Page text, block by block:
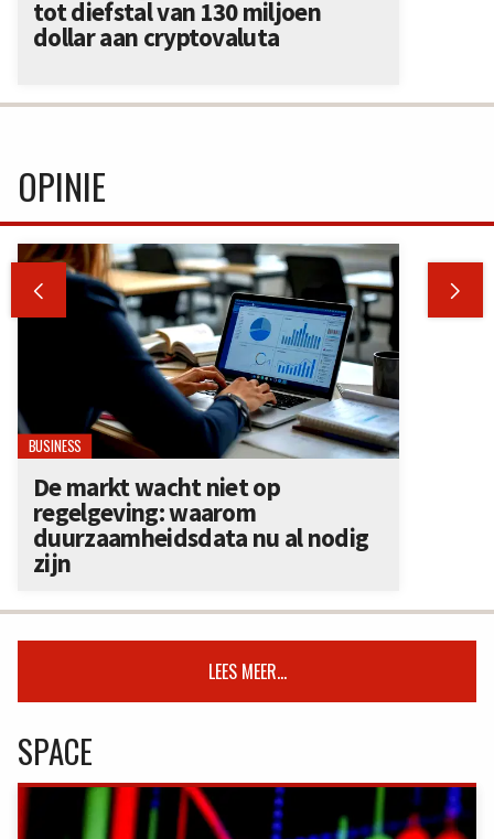
tot diefstal van 130 miljoen
dollar aan cryptovaluta
OPINIE
 
BUSINESS
De markt wacht niet op
regelgeving: waarom
duurzaamheidsdata nu al nodig
zijn
LEES MEER...
SPACE